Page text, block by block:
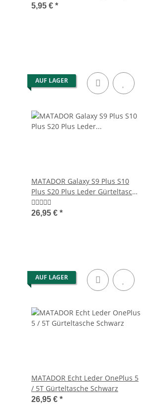
Schwarz
5,95 € *
AUF LAGER
MATADOR Galaxy S9 Plus S10
Plus S20 Plus Leder Gürteltasche
Schwarz
26,95 € *
AUF LAGER
MATADOR Echt Leder OnePlus 5
/ 5T Gürteltasche Schwarz
26,95 € *
MATADOR VICIO Profi-Kellner-Set
Leder Kellner Geldbörse mit